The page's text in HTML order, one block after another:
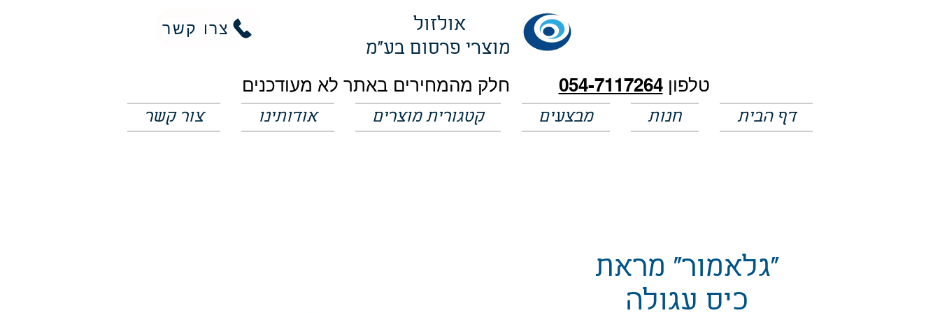
צרו קשר
אולזול
מוצרי פרסום בע"מ
טלפון054-7117264
דף הבית חנות מבצעים קטגורית מוצרים אודותינו צור קשר
"גלאמור" מראת
כיס עגולה